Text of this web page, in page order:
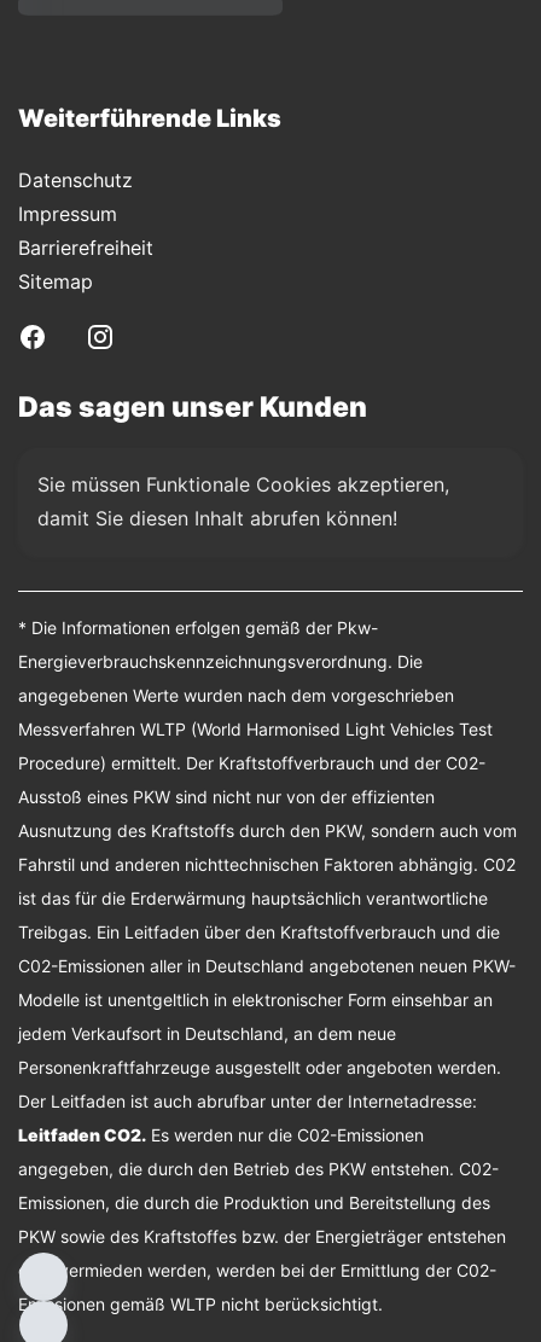
Weiterführende Links
Datenschutz
Impressum
Barrierefreiheit
Sitemap
Das sagen unser Kunden
Sie müssen Funktionale Cookies akzeptieren,
damit Sie diesen Inhalt abrufen können!
* Die Informationen erfolgen gemäß der Pkw-
Energieverbrauchskennzeichnungsverordnung. Die
angegebenen Werte wurden nach dem vorgeschrieben
Messverfahren WLTP (World Harmonised Light Vehicles Test
Procedure) ermittelt. Der Kraftstoffverbrauch und der C02-
Ausstoß eines PKW sind nicht nur von der effizienten
Ausnutzung des Kraftstoffs durch den PKW, sondern auch vom
Fahrstil und anderen nichttechnischen Faktoren abhängig. C02
ist das für die Erderwärmung hauptsächlich verantwortliche
Treibgas. Ein Leitfaden über den Kraftstoffverbrauch und die
C02-Emissionen aller in Deutschland angebotenen neuen PKW-
Modelle ist unentgeltlich in elektronischer Form einsehbar an
jedem Verkaufsort in Deutschland, an dem neue
Personenkraftfahrzeuge ausgestellt oder angeboten werden.
Der Leitfaden ist auch abrufbar unter der Internetadresse:
Leitfaden CO2. Es werden nur die C02-Emissionen
angegeben, die durch den Betrieb des PKW entstehen. C02-
Emissionen, die durch die Produktion und Bereitstellung des
PKW sowie des Kraftstoffes bzw. der Energieträger entstehen
oder vermieden werden, werden bei der Ermittlung der C02-
Emissionen gemäß WLTP nicht berücksichtigt.